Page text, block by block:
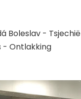
Boleslav - Tsjechië
- Ontlakking